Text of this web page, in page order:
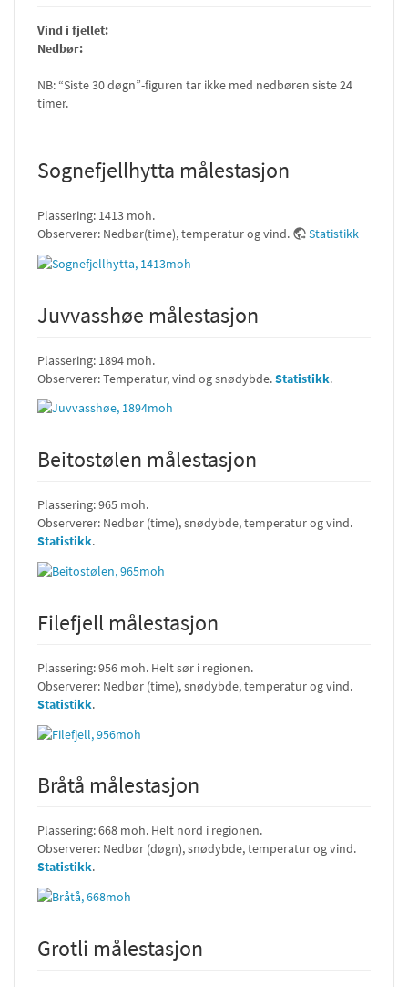
Vind i fjellet:
Nedbør:
NB: “Siste 30 døgn”-figuren tar ikke med nedbøren siste 24
timer.
Sognefjellhytta målestasjon
Plassering: 1413 moh.
Observerer: Nedbør(time), temperatur og vind.
Statistikk
Juvvasshøe målestasjon
Plassering: 1894 moh.
Observerer: Temperatur, vind og snødybde.Statistikk.
Beitostølen målestasjon
Plassering: 965 moh.
Observerer: Nedbør (time), snødybde, temperatur og vind.
Statistikk.
Filefjell målestasjon
Plassering: 956 moh. Helt sør i regionen.
Observerer: Nedbør (time), snødybde, temperatur og vind.
Statistikk.
Bråtå målestasjon
Plassering: 668 moh. Helt nord i regionen.
Observerer: Nedbør (døgn), snødybde, temperatur og vind.
Statistikk.
Grotli målestasjon